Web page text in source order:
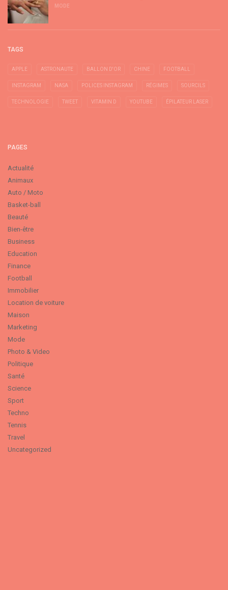
MODE
TAGS
APPLE ASTRONAUTE BALLON D'OR CHINE FOOTBALL
INSTAGRAM NASA POLICES INSTAGRAM RÉGIMES SOURCILS
TECHNOLOGIE TWEET VITAMIN D YOUTUBE ÉPILATEUR LASER
PAGES
Actualité
Animaux
Auto / Moto
Basket-ball
Beauté
Bien-être
Business
Education
Finance
Football
Immobilier
Location de voiture
Maison
Marketing
Mode
Photo & Video
Politique
Santé
Science
Sport
Techno
Tennis
Travel
Uncategorized